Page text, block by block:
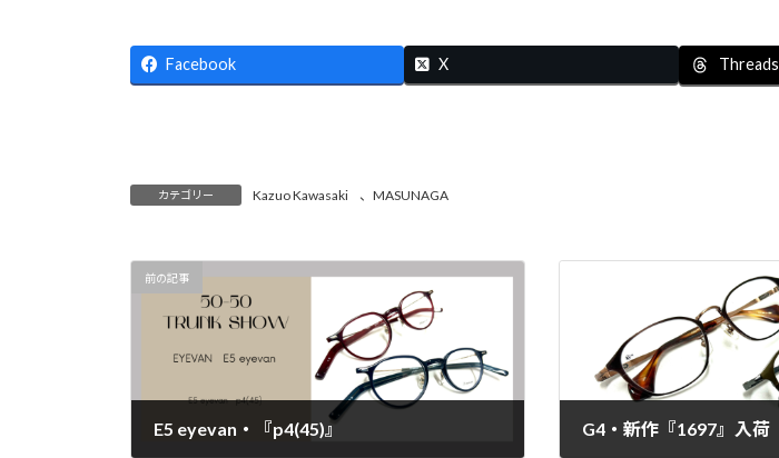
Facebook X Threads
カテゴリー Kazuo Kawasaki 、 MASUNAGA
前の記事
E5 eyevan・『p4(45)』 G4・新作『1697』入荷